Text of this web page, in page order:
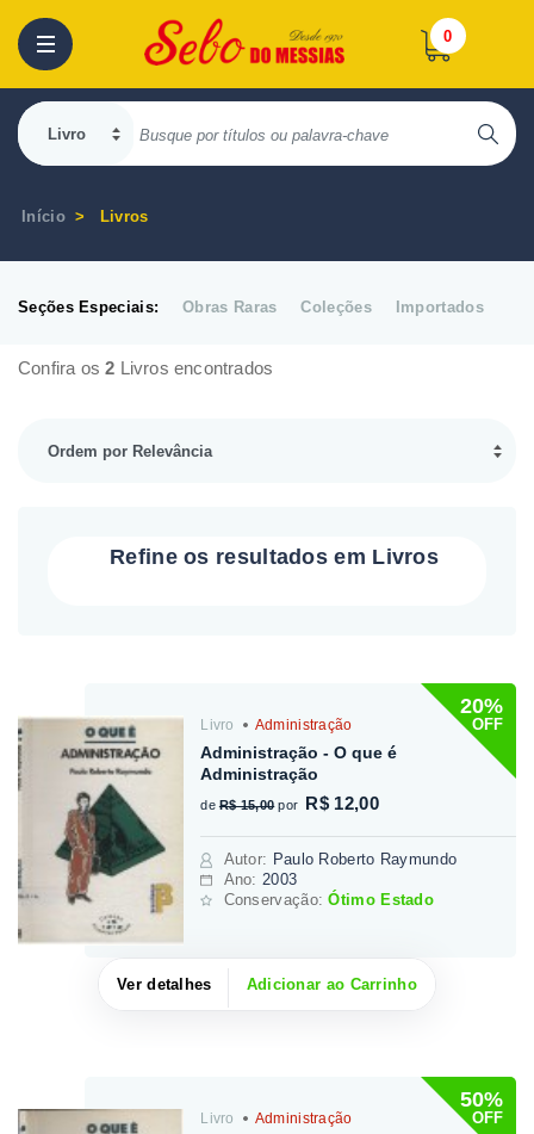
0
Início Livros
Seções Especiais: Obras Raras Coleções Importados
Confira os2 Livros encontrados
Refine os resultados em Livros
20%
OFF
Livro Administração
Administração - O que é
Administração
de R$ 15,00 por R$ 12,00
Autor: Paulo Roberto Raymundo
Ano: 2003
Conservação:Ótimo Estado
Ver detalhes Adicionar ao Carrinho
50%
OFF
Livro Administração